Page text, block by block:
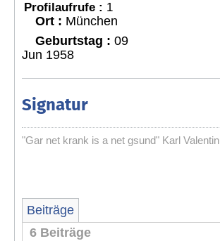
Profilaufrufe : 1
Ort : München
Geburtstag : 09
Jun 1958
Signatur
"Gar net krank is a net gsund" Karl Valentin
Beiträge
6 Beiträge